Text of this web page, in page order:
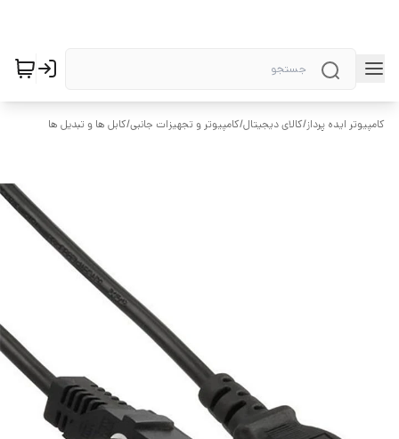
کامپیوتر ایده پرداز/کالای دیجیتال/کامپیوتر و تجهیزات جانبی/کابل ها و تبدیل ها